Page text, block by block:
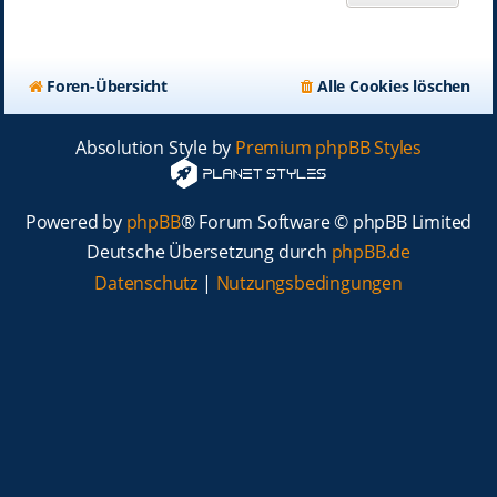
Foren-Übersicht Alle Cookies löschen
Absolution Style by Premium phpBB Styles
Powered by phpBB® Forum Software © phpBB Limited
Deutsche Übersetzung durch phpBB.de
Datenschutz | Nutzungsbedingungen